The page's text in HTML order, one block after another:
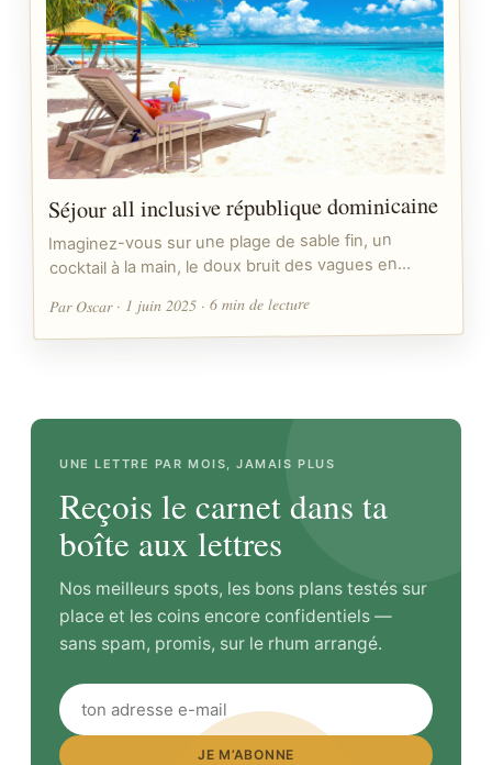
Séjour all inclusive république dominicaine
Imaginez-vous sur une plage de sable fin, un
cocktail à la main, le doux bruit des vagues en…
Par Oscar · 1 juin 2025 · 6 min de lecture
UNE LETTRE PAR MOIS, JAMAIS PLUS
Reçois le carnet dans ta
boîte aux lettres
Nos meilleurs spots, les bons plans testés sur
place et les coins encore confidentiels —
sans spam, promis, sur le rhum arrangé.
JE M’ABONNE